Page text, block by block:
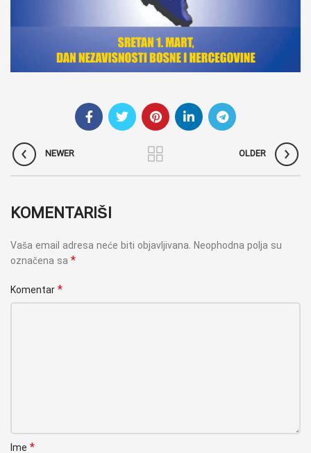
NEWER OLDER
KOMENTARIŠI
Vaša email adresa neće biti objavljivana. Neophodna polja su
označena sa *
Komentar *
Ime *